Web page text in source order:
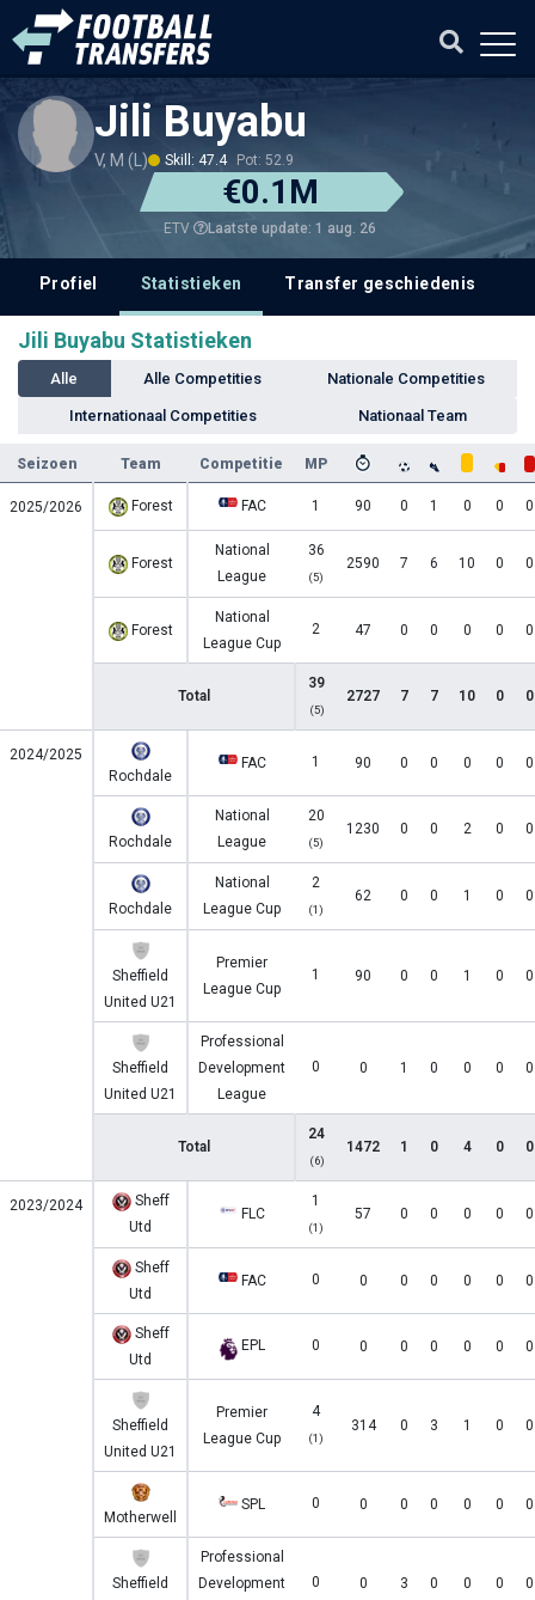
Jili Buyabu
V, M (L) Skill: 47.4 Pot: 52.9
€0.1M
ETV Laatste update: 1 aug. 26
Profiel Statistieken Transfer geschiedenis
Jili Buyabu Statistieken
Alle Alle Competities Nationale Competities
Internationaal Competities Nationaal Team
Seizoen Team Competitie MP
2025/2026 Forest FAC 1 90 0 1 0 0 0
Forest
National
League
36
(5)
2590 7 6 10 0 0
Forest
National
League Cup
2 47 0 0 0 0 0
Total
39
(5)
2727 7 7 10 0 0
2024/2025
Rochdale
FAC 1 90 0 0 0 0 0
Rochdale
National
League
20
(5)
1230 0 0 2 0 0
Rochdale
National
League Cup
2
(1)
62 0 0 1 0 0
Sheffield
United U21
Premier
League Cup
1 90 0 0 1 0 0
Sheffield
United U21
Professional
Development
League
0 0 1 0 0 0 0
Total
24
(6)
1472 1 0 4 0 0
2023/2024
Sheff
Utd
FLC
1
(1)
57 0 0 0 0 0
Sheff
Utd
FAC 0 0 0 0 0 0 0
Sheff
Utd
EPL 0 0 0 0 0 0 0
Sheffield
United U21
Premier
League Cup
4
(1)
314 0 3 1 0 0
Motherwell
SPL 0 0 0 0 0 0 0
Sheffield
Professional
Development
0 0 3 0 0 0 0